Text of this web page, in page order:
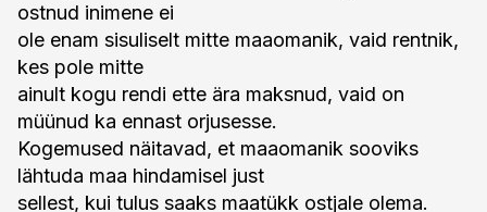
ostnud inimene ei
ole enam sisuliselt mitte maaomanik, vaid rentnik,
kes pole mitte
ainult kogu rendi ette ära maksnud, vaid on
müünud ka ennast orjusesse.
Kogemused näitavad, et maaomanik sooviks
lähtuda maa hindamisel just
sellest, kui tulus saaks maatükk ostjale olema.